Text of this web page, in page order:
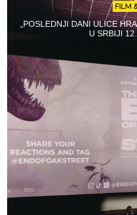
FILM
„POSLEDNJI DANI ULICE
U SRBIJI